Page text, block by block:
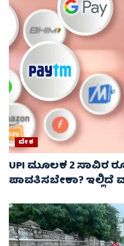
ದೇಶ
UPI ಮೂಲಕ 2 ಸಾವಿರ
ಪಾವತಿಸಬೇಕಾ? ಇಲ್ಲಿದೆ